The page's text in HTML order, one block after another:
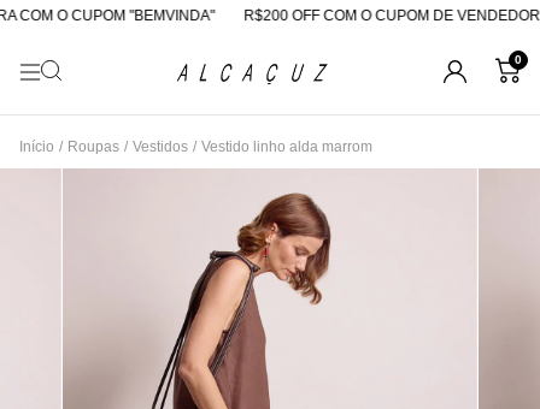
O CUPOM "BEMVINDA" R$200 OFF COM O CUPOM DE VENDEDORA
0
Início / Roupas / Vestidos / Vestido linho alda marrom